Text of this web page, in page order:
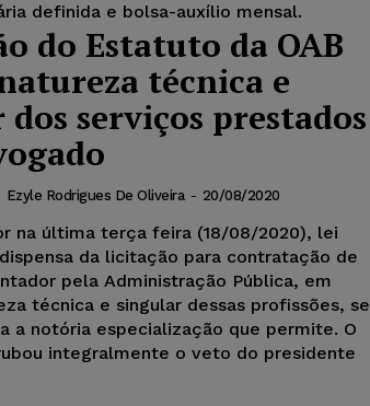
definida e bolsa-auxílio mensal.
do Estatuto da OAB
técnica e
serviços prestados
Ezyle Rodrigues De Oliveira - 20/08/2020
na última terça feira (18/08/2020), lei
da licitação para contratação de
pela Administração Pública, em
técnica e singular dessas profissões, se
a notória especialização que permite. O
integralmente o veto do presidente